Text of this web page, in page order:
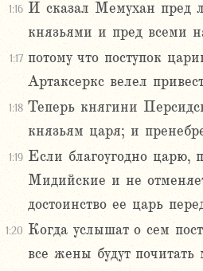
1:16 И сказал Мемухан пред
князьями и пред всеми
1:17 потому что поступок
Артаксеркс велел
1:18 Теперь княгини
князьям царя; и
1:19 Если благоугодно царю,
Мидийские и не
достоинство ее царь
1:20 Когда услышат о сем
все жены будут